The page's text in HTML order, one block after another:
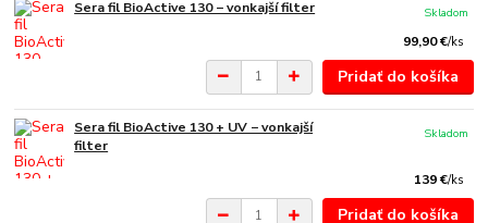
Sera fil BioActive 130 − vonkajší filter
99,90 €/ks
Skladom
Pridať do košíka
Sera fil BioActive 130 + UV − vonkajší
filter
139 €/ks
Skladom
Pridať do košíka